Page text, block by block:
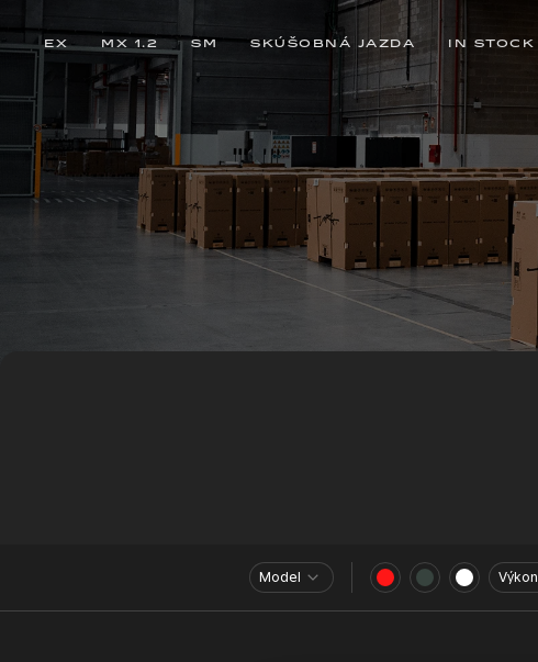
EX MX 1.2 SM SKÚŠOBNÁ JAZDA IN STOCK
Model Výkon